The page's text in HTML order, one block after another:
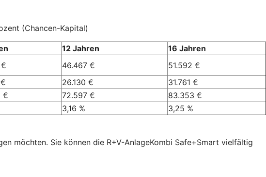
(Chancen-Kapital)
12 Jahren
16 Jahren
46.467 €
51.592 €
26.130 €
31.761 €
€ 72.597 €
83.353 €
3,16 % 3,25 %
möchten. Sie können die R+V-AnlageKombi Safe+Smart vielfältig